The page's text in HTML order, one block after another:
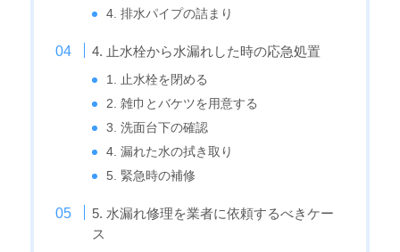
4. 排水パイプの詰まり
4. 止水栓から水漏れした時の応急処置
1. 止水栓を閉める
2. 雑巾とバケツを用意する
3. 洗面台下の確認
4. 漏れた水の拭き取り
5. 緊急時の補修
5. 水漏れ修理を業者に依頼するべきケー
ス